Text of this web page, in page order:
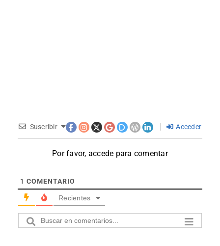
Suscribir Acceder
Por favor, accede para comentar
1 COMENTARIO
Recientes